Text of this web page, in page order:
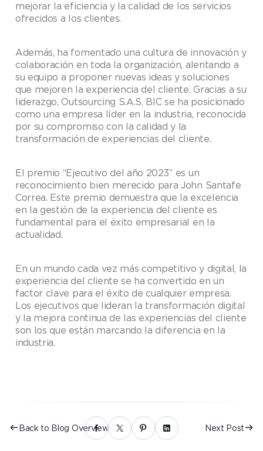
mejorar la eficiencia y la calidad de los servicios
ofrecidos a los clientes.
Además, ha fomentado una cultura de innovación y
colaboración en toda la organización, alentando a
su equipo a proponer nuevas ideas y soluciones
que mejoren la experiencia del cliente. Gracias a su
liderazgo, Outsourcing S.A.S. BIC se ha posicionado
como una empresa líder en la industria, reconocida
por su compromiso con la calidad y la
transformación de experiencias del cliente.
El premio “Ejecutivo del año 2023” es un
reconocimiento bien merecido para John Santafe
Correa. Este premio demuestra que la excelencia
en la gestión de la experiencia del cliente es
fundamental para el éxito empresarial en la
actualidad.
En un mundo cada vez más competitivo y digital, la
experiencia del cliente se ha convertido en un
factor clave para el éxito de cualquier empresa.
Los ejecutivos que lideran la transformación digital
y la mejora continua de las experiencias del cliente
son los que están marcando la diferencia en la
industria.
Back to Blog Overview Next Post